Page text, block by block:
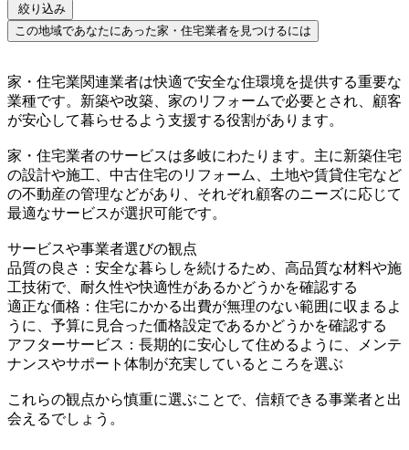
絞り込み
この地域であなたにあった家・住宅業者を見つけるには
家・住宅業関連業者は快適で安全な住環境を提供する重要な
業種です。新築や改築、家のリフォームで必要とされ、顧客
が安心して暮らせるよう支援する役割があります。
家・住宅業者のサービスは多岐にわたります。主に新築住宅
の設計や施工、中古住宅のリフォーム、土地や賃貸住宅など
の不動産の管理などがあり、それぞれ顧客のニーズに応じて
最適なサービスが選択可能です。
サービスや事業者選びの観点
品質の良さ：安全な暮らしを続けるため、高品質な材料や施
工技術で、耐久性や快適性があるかどうかを確認する
適正な価格：住宅にかかる出費が無理のない範囲に収まるよ
うに、予算に見合った価格設定であるかどうかを確認する
アフターサービス：長期的に安心して住めるように、メンテ
ナンスやサポート体制が充実しているところを選ぶ
これらの観点から慎重に選ぶことで、信頼できる事業者と出
会えるでしょう。